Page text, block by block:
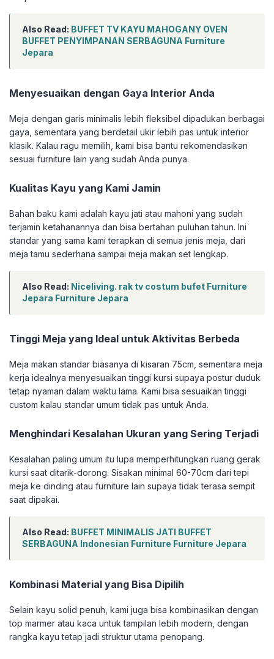
Also Read: BUFFET TV KAYU MAHOGANY OVEN
BUFFET PENYIMPANAN SERBAGUNA Furniture
Jepara
Menyesuaikan dengan Gaya Interior Anda
Meja dengan garis minimalis lebih fleksibel dipadukan berbagai
gaya, sementara yang berdetail ukir lebih pas untuk interior
klasik. Kalau ragu memilih, kami bisa bantu rekomendasikan
sesuai furniture lain yang sudah Anda punya.
Kualitas Kayu yang Kami Jamin
Bahan baku kami adalah kayu jati atau mahoni yang sudah
terjamin ketahanannya dan bisa bertahan puluhan tahun. Ini
standar yang sama kami terapkan di semua jenis meja, dari
meja tamu sederhana sampai meja makan set lengkap.
Also Read: Niceliving. rak tv costum bufet Furniture
Jepara Furniture Jepara
Tinggi Meja yang Ideal untuk Aktivitas Berbeda
Meja makan standar biasanya di kisaran 75cm, sementara meja
kerja idealnya menyesuaikan tinggi kursi supaya postur duduk
tetap nyaman dalam waktu lama. Kami bisa sesuaikan tinggi
custom kalau standar umum tidak pas untuk Anda.
Menghindari Kesalahan Ukuran yang Sering Terjadi
Kesalahan paling umum itu lupa memperhitungkan ruang gerak
kursi saat ditarik-dorong. Sisakan minimal 60-70cm dari tepi
meja ke dinding atau furniture lain supaya tidak terasa sempit
saat dipakai.
Also Read: BUFFET MINIMALIS JATI BUFFET
SERBAGUNA Indonesian Furniture Furniture Jepara
Kombinasi Material yang Bisa Dipilih
Selain kayu solid penuh, kami juga bisa kombinasikan dengan
top marmer atau kaca untuk tampilan lebih modern, dengan
rangka kayu tetap jadi struktur utama penopang.